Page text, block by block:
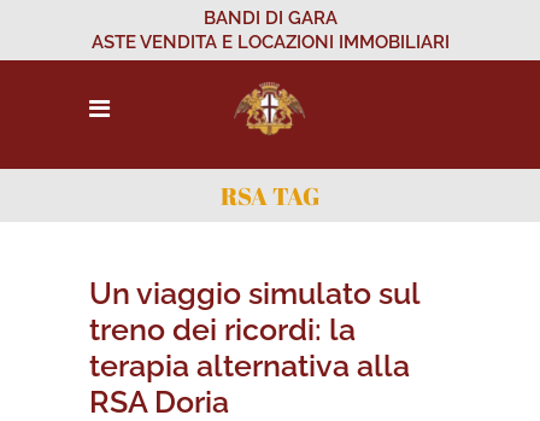
BANDI DI GARA
ASTE VENDITA E LOCAZIONI IMMOBILIARI
RSA TAG
Un viaggio simulato sul
treno dei ricordi: la
terapia alternativa alla
RSA Doria